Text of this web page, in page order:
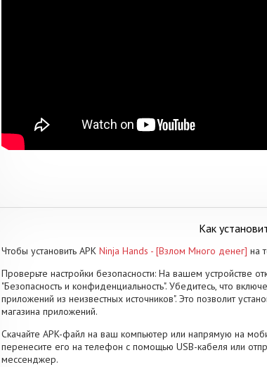
Как
Чтобы установить APK Ninja Hands - [Взлом Много денег] на
Проверьте настройки безопасности: На вашем устройстве
"Безопасность и конфиденциальность". Убедитесь, что
приложений из неизвестных источников". Это позволит
магазина приложений.
Скачайте APK-файл на ваш компьютер или напрямую на
перенесите его на телефон с помощью USB-кабеля или
мессенджер.